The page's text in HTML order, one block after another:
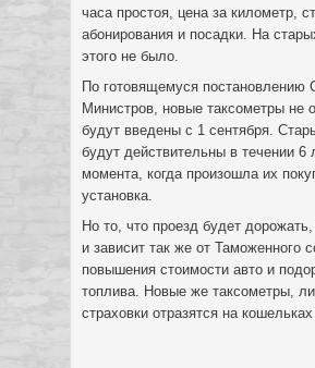
часа простоя, цена за километр,
абонирования и посадки. На
этого не было.
По готовящемуся постановлению
Министров, новые таксометры не
будут введены с 1 сентября.
будут действительны в течении 6
момента, когда произошла их
установка.
Но то, что проезд будет
и зависит так же от Таможенного
повышения стоимости авто и
топлива. Новые же таксометры,
страховки отразятся на